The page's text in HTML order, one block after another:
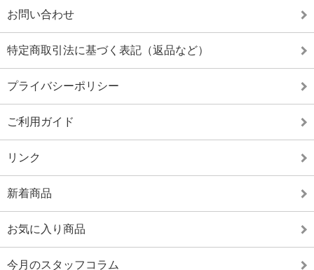
お問い合わせ
特定商取引法に基づく表記（返品など）
プライバシーポリシー
ご利用ガイド
リンク
新着商品
お気に入り商品
今月のスタッフコラム